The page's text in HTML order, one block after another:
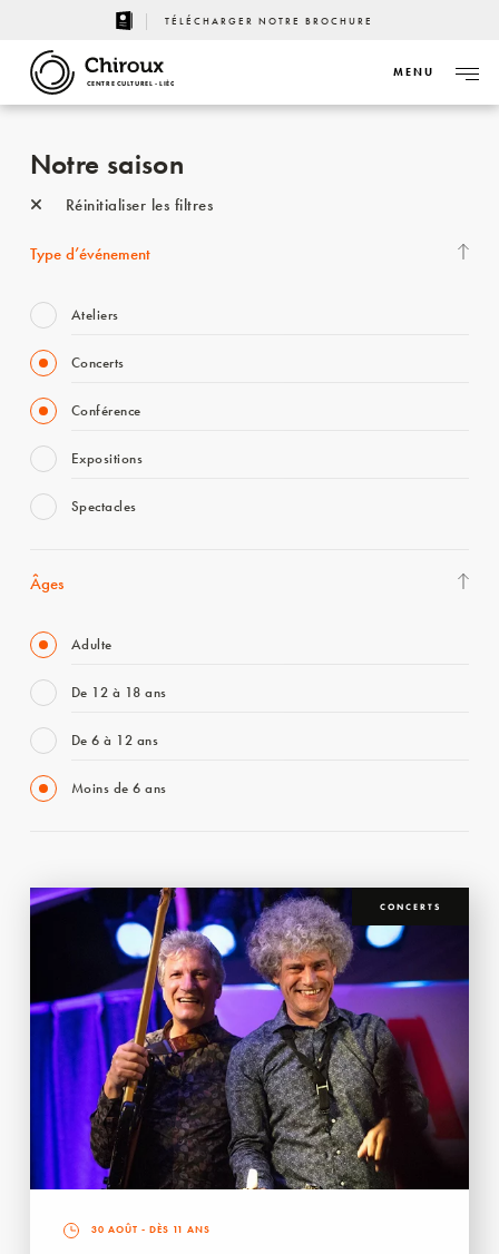
TÉLÉCHARGER NOTRE BROCHURE
CENTRE CULTUREL - LIÈGE
MENU
Notre saison
Réinitialiser les filtres
Type d’événement
Ateliers
Concerts
Conférence
Expositions
Spectacles
Âges
Adulte
De 12 à 18 ans
De 6 à 12 ans
Moins de 6 ans
CONCERTS
30 AOÛT - DÈS 11 ANS